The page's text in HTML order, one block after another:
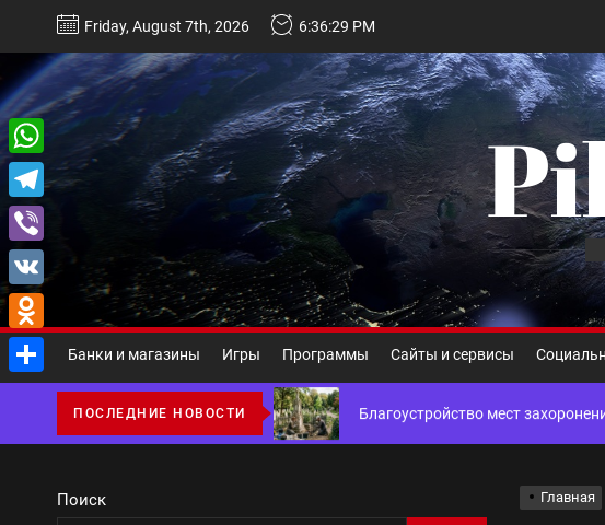
Перейти
содержимому
Friday, August 7th, 2026 6:36:30 PM
Банки и магазины Игры Программы Сайты и сервисы
ПОСЛЕДНИЕ НОВОСТИ
Некастодиальный криптокошелек:
Виды и назначение материалов для
Основы поисковой оптимизации
Ассортимент, сервис и доставка
Благоустройство мест
Главная
Поиск
WhatsApp
Telegram
Viber
VK
Odnoklassniki
Отправить